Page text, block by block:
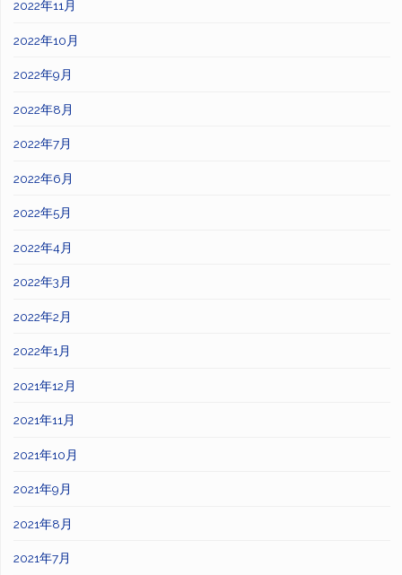
2022年11月
2022年10月
2022年9月
2022年8月
2022年7月
2022年6月
2022年5月
2022年4月
2022年3月
2022年2月
2022年1月
2021年12月
2021年11月
2021年10月
2021年9月
2021年8月
2021年7月